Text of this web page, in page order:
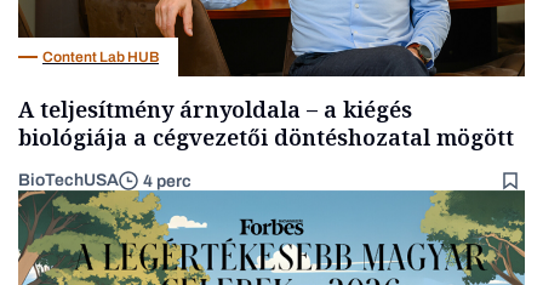
Content Lab HUB
A teljesítmény árnyoldala – a kiégés
biológiája a cégvezetői döntéshozatal mögött
BioTechUSA 4 perc